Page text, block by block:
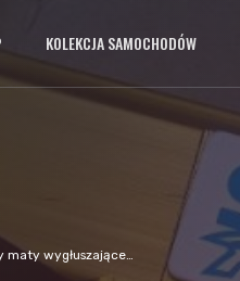
KOLEKCJA SAMOCHODÓW
maty wygłuszające…